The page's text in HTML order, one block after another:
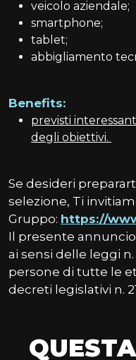
veicolo aziendale;
smartphone;
tablet;
abbigliamento
Benefits:
previsti
degli obiettivi.
Se desideri
selezione, Ti
Gruppo: https://
Il presente
ai sensi delle leggi n.
persone di tutte le
decreti legislativi n.